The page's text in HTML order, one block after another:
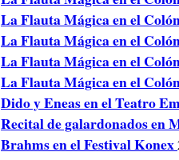
La Flauta Mágica en el
La Flauta Mágica en el
La Flauta Mágica en el
La Flauta Mágica en el
Dido y Eneas en el Teatro
Recital de galardonados en
Brahms en el Festival Konex